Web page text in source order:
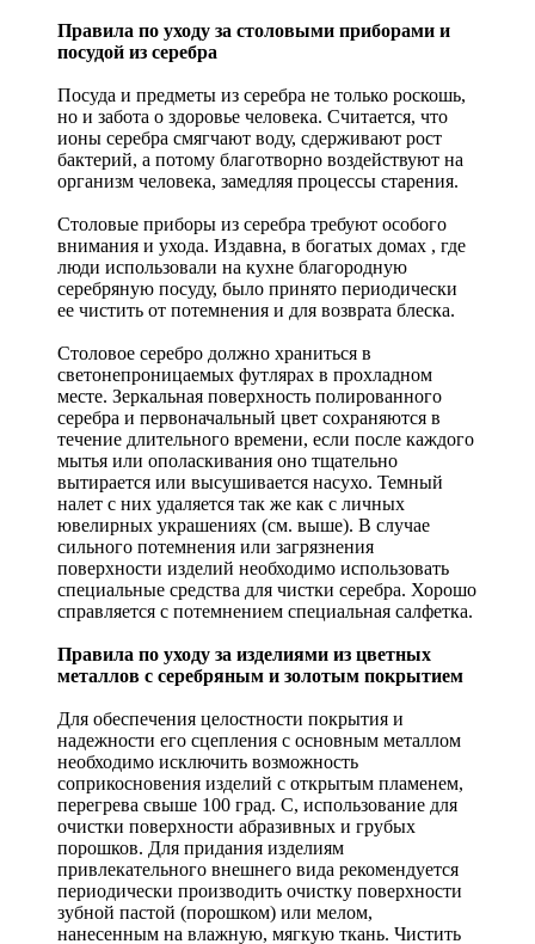
Правила по уходу за столовыми приборами и
посудой из серебра
Посуда и предметы из серебра не только роскошь,
но и забота о здоровье человека. Считается, что
ионы серебра смягчают воду, сдерживают рост
бактерий, а потому благотворно воздействуют на
организм человека, замедляя процессы старения.
Столовые приборы из серебра требуют особого
внимания и ухода. Издавна, в богатых домах , где
люди использовали на кухне благородную
серебряную посуду, было принято периодически
ее чистить от потемнения и для возврата блеска.
Столовое серебро должно храниться в
светонепроницаемых футлярах в прохладном
месте. Зеркальная поверхность полированного
серебра и первоначальный цвет сохраняются в
течение длительного времени, если после каждого
мытья или ополаскивания оно тщательно
вытирается или высушивается насухо. Темный
налет с них удаляется так же как с личных
ювелирных украшениях (см. выше). В случае
сильного потемнения или загрязнения
поверхности изделий необходимо использовать
специальные средства для чистки серебра. Хорошо
справляется с потемнением специальная салфетка.
Правила по уходу за изделиями из цветных
металлов с серебряным и золотым покрытием
Для обеспечения целостности покрытия и
надежности его сцепления с основным металлом
необходимо исключить возможность
соприкосновения изделий с открытым пламенем,
перегрева свыше 100 град. С, использование для
очистки поверхности абразивных и грубых
порошков. Для придания изделиям
привлекательного внешнего вида рекомендуется
периодически производить очистку поверхности
зубной пастой (порошком) или мелом,
нанесенным на влажную, мягкую ткань. Чистить